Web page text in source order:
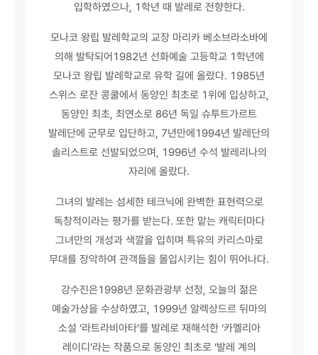
입학하였으나, 1학년 때 발레로 전향한다.
모나코 왕립 발레학교의 교장 마리카 베소브라소바에
의해 발탁되어1982년 선화예술 고등학교 1학년에
모나코 왕립 발레학교로 유학 길에 올랐다. 1985년
스위스 로잔 콩쿨에서 동양인 최초로 1위에 입상하고,
동양인 최초, 최연소로 86년 독일 슈투트가르트
발레단에 군무로 입단하고, 7년만에1994년 발레단의
솔리스트로 선발되었으며, 1996년 수석 발레리나의
자리에 올랐다.
그녀의 발레는 섬세한 테크닉에 완벽한 표현력으로
독창적이라는 평가를 받는다. 또한 맡는 캐릭터마다
그녀만의 개성과 색깔을 입히며 특유의 카리스마로
무대를 장악하여 관객들을 몰입시키는 힘이 뛰어나다.
강수진은1998년 문화관광부 선정, 오늘의 젊은
예술가상을 수상하였고, 1999년 알렉상드르 뒤마의
소설 ‘라트라비아타’를 발레로 재해석한 ‘카멜리아
레이디’라는 작품으로 동양인 최초로 ‘발레 계의